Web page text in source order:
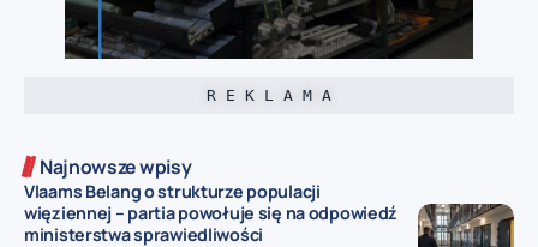
R E K L A M A
Najnowsze wpisy
Vlaams Belang o strukturze populacji
więziennej – partia powołuje się na odpowiedź
ministerstwa sprawiedliwości